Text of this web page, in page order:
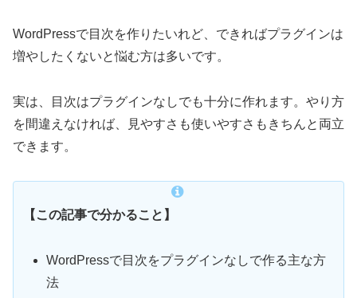
WordPressで目次を作りたいれど、できればプラグインは
増やしたくないと悩む方は多いです。
実は、目次はプラグインなしでも十分に作れます。やり方
を間違えなければ、見やすさも使いやすさもきちんと両立
できます。
【この記事で分かること】
WordPressで目次をプラグインなしで作る主な方
法